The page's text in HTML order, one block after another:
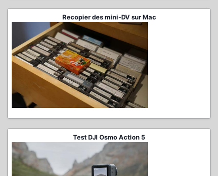
Recopier des mini-DV sur Mac
Test DJI Osmo Action 5